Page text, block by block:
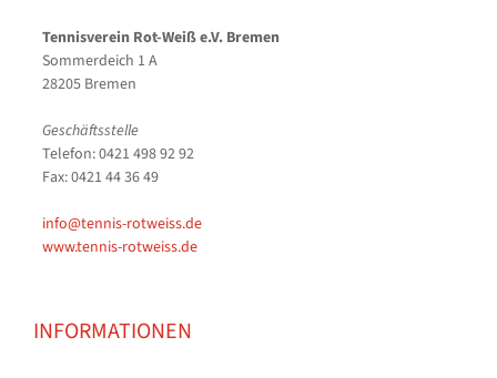
Tennisverein Rot-Weiß e.V. Bremen
Sommerdeich 1 A
28205 Bremen
Geschäftsstelle
Telefon: 0421 498 92 92
Fax: 0421 44 36 49
info@tennis-rotweiss.de
www.tennis-rotweiss.de
INFORMATIONEN